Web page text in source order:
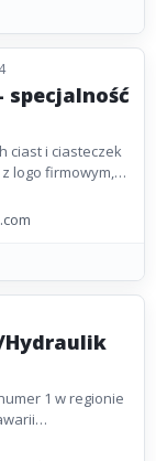
specjalność
ciast i ciasteczek
z logo firmowym,
Hydraulik
1 w regionie